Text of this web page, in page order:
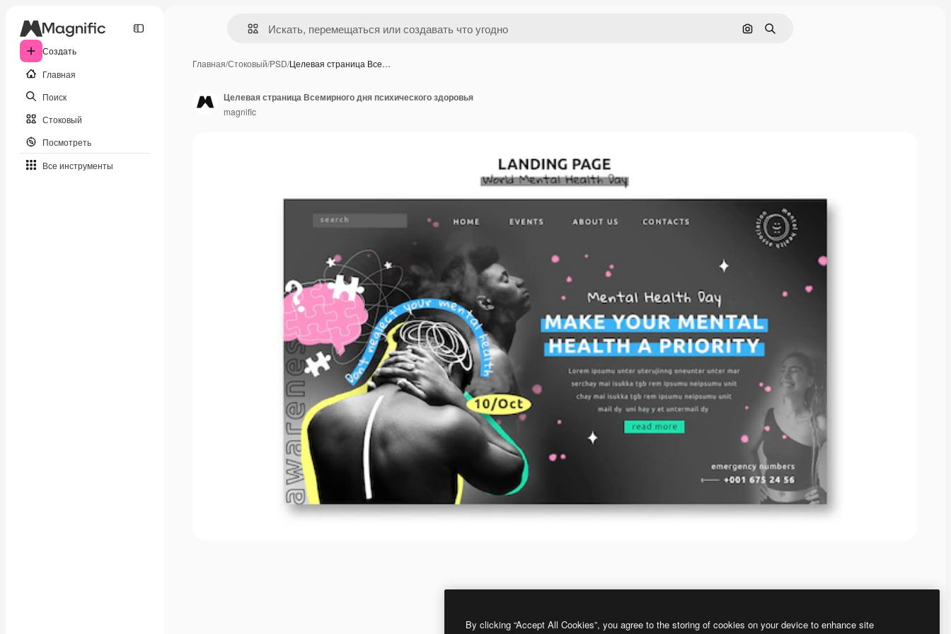
Создать
Главная
Поиск
Стоковый
Посмотреть
Все инструменты
Поиск по изображению
Поиск
Главная/Стоковый/PSD/Целевая страница Все…
Целевая страница Всемирного дня психического здоровья
magnific
By clicking “Accept All Cookies”, you agree to the storing of cookies on your device to enhance site